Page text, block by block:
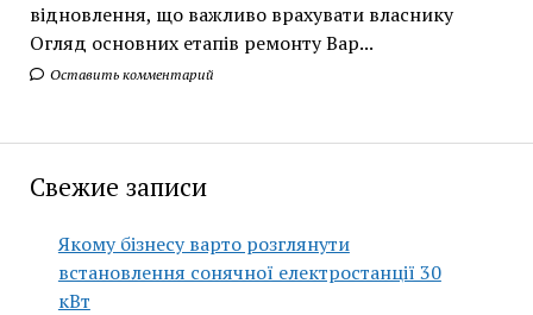
відновлення, що важливо врахувати власнику
Огляд основних етапів ремонту Вар...
Оставить комментарий
Свежие записи
Якому бізнесу варто розглянути
встановлення сонячної електростанції 30
кВт